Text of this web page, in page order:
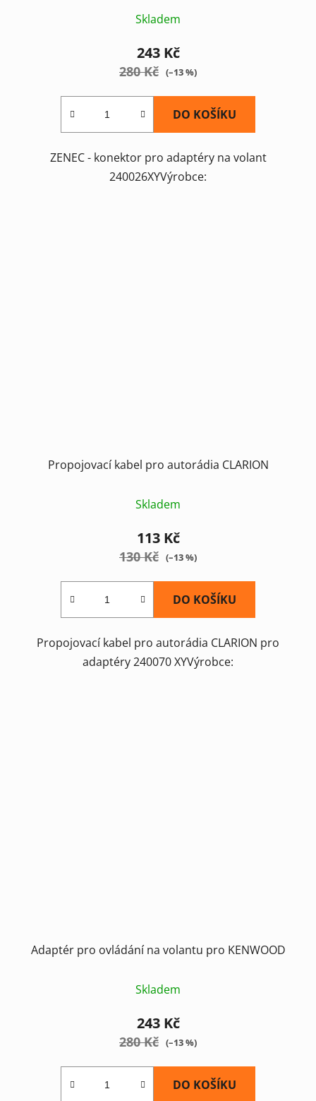
Skladem
243 Kč
280 Kč (–13 %)
DO KOŠÍKU
ZENEC - konektor pro adaptéry na volant
240026XYVýrobce:
Propojovací kabel pro autorádia CLARION
Skladem
113 Kč
130 Kč (–13 %)
DO KOŠÍKU
Propojovací kabel pro autorádia CLARION pro
adaptéry 240070 XYVýrobce:
Adaptér pro ovládání na volantu pro KENWOOD
Skladem
243 Kč
280 Kč (–13 %)
DO KOŠÍKU